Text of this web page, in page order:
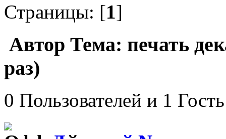
Страницы: [1]
Автор Тема: печать
раз)
0 Пользователей и 1